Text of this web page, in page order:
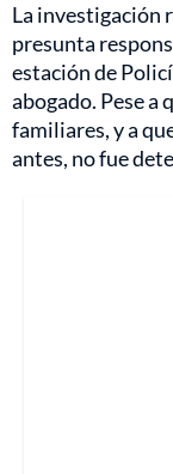
La investigación
presunta
estación de
abogado. Pese a
familiares, y a
antes, no fue